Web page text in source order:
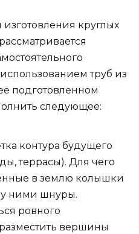
круглых
труб из
подготовленном
следующее:
контура будущего
террасы). Для чего
в землю колышки
ними шнуры.
ровного
вершины